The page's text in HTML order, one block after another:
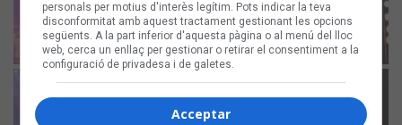
personals per motius d'interès legítim. Pots indicar la teva
disconformitat amb aquest tractament gestionant les opcions
següents. A la part inferior d'aquesta pàgina o al menú del lloc
web, cerca un enllaç per gestionar o retirar el consentiment a la
configuració de privadesa i de galetes.
Acceptar